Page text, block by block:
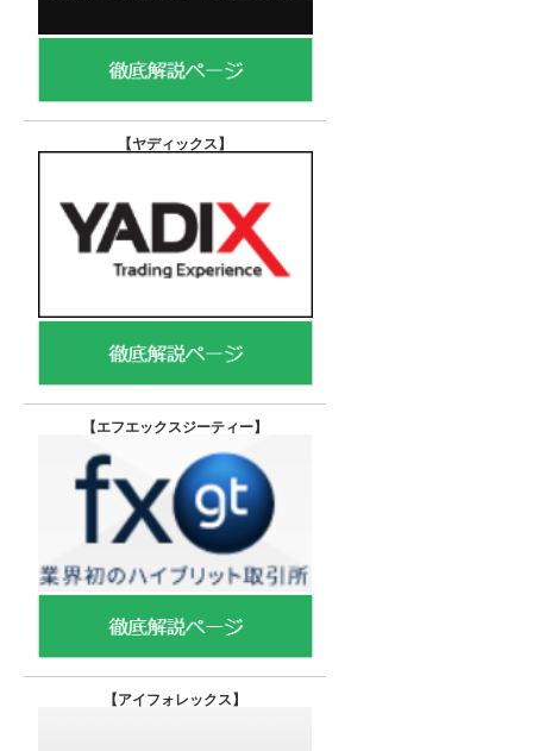
【ヤディックス】
【エフエックスジーティー】
【アイフォレックス】